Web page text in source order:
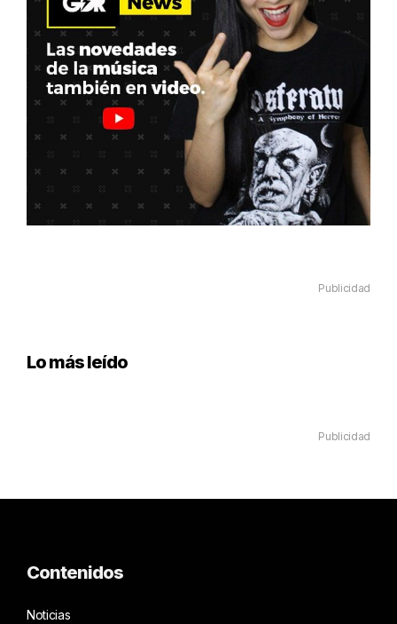
Publicidad
Lo más leído
Publicidad
Contenidos
Noticias